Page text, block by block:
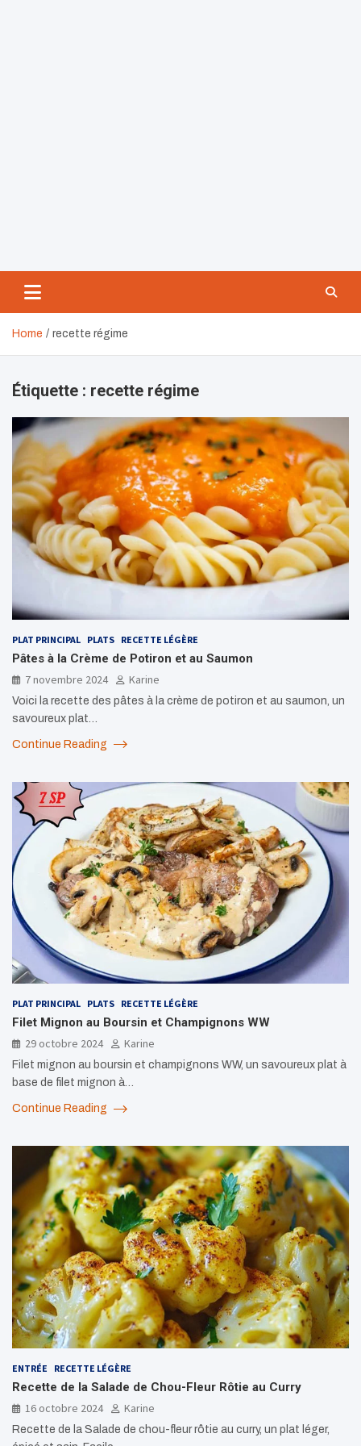
Home recette régime
Étiquette : recette régime
PLAT PRINCIPAL PLATS RECETTE LÉGÈRE
Pâtes à la Crème de Potiron et au Saumon
7 novembre 2024
Karine
Voici la recette des pâtes à la crème de potiron et au saumon, un
savoureux plat…
Continue Reading
PLAT PRINCIPAL PLATS RECETTE LÉGÈRE
Filet Mignon au Boursin et Champignons WW
29 octobre 2024
Karine
Filet mignon au boursin et champignons WW, un savoureux plat à
base de filet mignon à…
Continue Reading
ENTRÉE RECETTE LÉGÈRE
Recette de la Salade de Chou-Fleur Rôtie au Curry
16 octobre 2024
Karine
Recette de la Salade de chou-fleur rôtie au curry, un plat léger,